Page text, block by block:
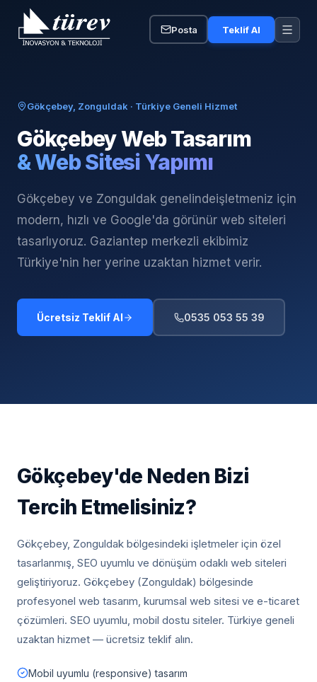
Posta Teklif Al
Gökçebey, Zonguldak · Türkiye Geneli Hizmet
GökçebeyWeb Tasarım
& Web Sitesi Yapımı
Gökçebey ve Zonguldak genelindeişletmeniz için
modern, hızlı ve Google'da görünür web siteleri
tasarlıyoruz. Gaziantep merkezli ekibimiz
Türkiye'nin her yerine uzaktan hizmet verir.
Ücretsiz Teklif Al 0535 053 55 39
Gökçebey'de Neden Bizi
Tercih Etmelisiniz?
Gökçebey, Zonguldak bölgesindeki işletmeler için özel
tasarlanmış, SEO uyumlu ve dönüşüm odaklı web siteleri
geliştiriyoruz. Gökçebey (Zonguldak) bölgesinde
profesyonel web tasarım, kurumsal web sitesi ve e-ticaret
çözümleri. SEO uyumlu, mobil dostu siteler. Türkiye geneli
uzaktan hizmet — ücretsiz teklif alın.
Mobil uyumlu (responsive) tasarım